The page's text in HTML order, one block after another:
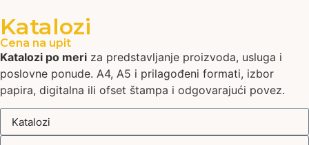
Katalozi
Cena na upit
Katalozi po meri za predstavljanje proizvoda, usluga i
poslovne ponude. A4, A5 i prilagođeni formati, izbor
papira, digitalna ili ofset štampa i odgovarajući povez.